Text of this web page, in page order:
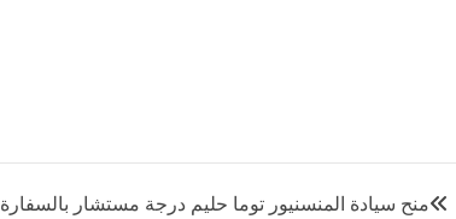
منح سيادة المنسنيور توما حليم درجة مستشار بالسفارة